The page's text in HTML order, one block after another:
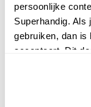
persoonlijke
Superhandig. Als
gebruiken, dan is
accepteert. Dit
website niet